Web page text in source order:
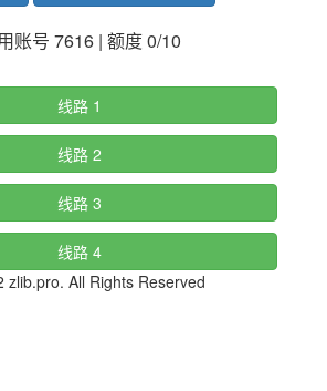
账号 7616 | 额度 0/10
线路 1
线路 2
线路 3
线路 4
zlib.pro. All Rights Reserved